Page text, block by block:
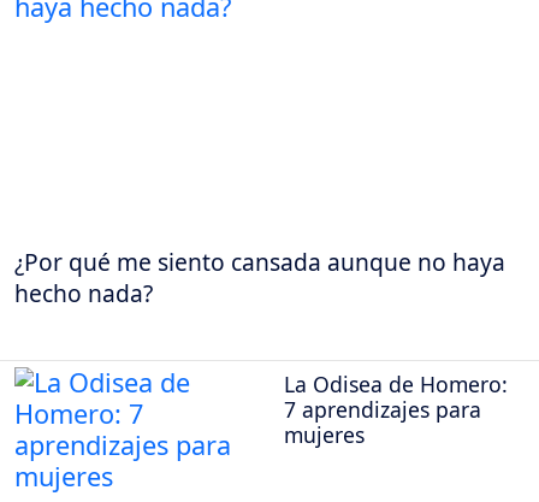
¿Por qué me siento cansada aunque no haya
hecho nada?
La Odisea de Homero:
7 aprendizajes para
mujeres